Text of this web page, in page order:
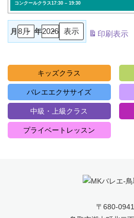
コンクールクラス17:30 – 19:30
月 年 印刷表示
キッズクラス
バレエエクササイズ
中級・上級クラス
プライベートレッスン
〒680-0941